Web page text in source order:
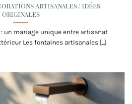
artisanales : idées
originales
un mariage unique entre artisanat
Les fontaines artisanales [...]